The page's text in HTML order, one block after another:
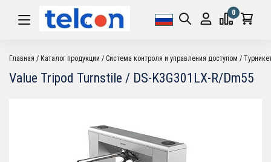
0
Главная Каталог продукции Система контроля и управления доступом
Value Tripod Turnstile / DS-K3G301LX-R/Dm55